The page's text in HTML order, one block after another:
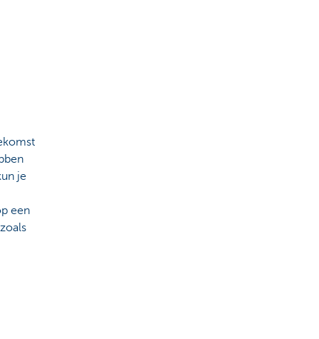
je
een